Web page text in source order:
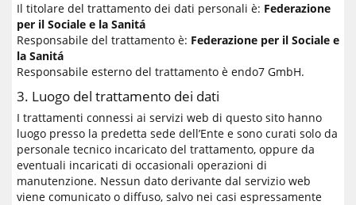
Il titolare del trattamento dei dati personali è: Federazione
per il Sociale e la Sanitá
Responsabile del trattamento è: Federazione per il Sociale e
la Sanitá
Responsabile esterno del trattamento è endo7 GmbH.
3. Luogo del trattamento dei dati
I trattamenti connessi ai servizi web di questo sito hanno
luogo presso la predetta sede dell’Ente e sono curati solo da
personale tecnico incaricato del trattamento, oppure da
eventuali incaricati di occasionali operazioni di
manutenzione. Nessun dato derivante dal servizio web
viene comunicato o diffuso, salvo nei casi espressamente